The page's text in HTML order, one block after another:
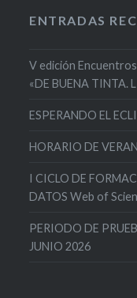
ENTRADAS
V edición
«DE BUENA TINTA.
ESPERANDO EL
HORARIO DE
I CICLO DE
DATOS Web of
PERIODO DE
JUNIO 2026